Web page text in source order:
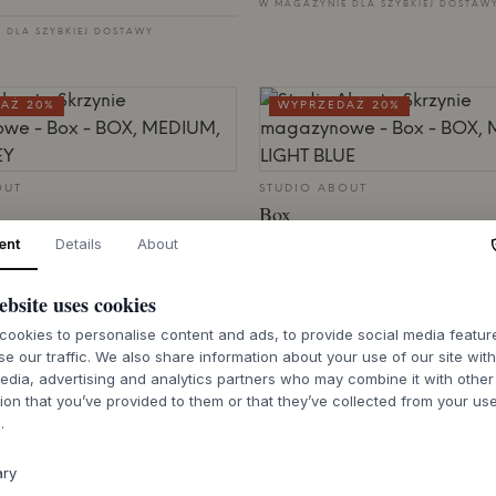
DLA SZYBKIEJ DOSTAWY
W MAGAZYNIE DLA SZYBKIEJ DOSTAWY
LIGHT GREY
zł
DLA SZYBKIEJ DOSTAWY
20%
STUDIO ABOUT
Box
W MAGAZYNIE DLA SZYBKIEJ
WYPRZEDAŻ 20%
20% WYPRZEDAŻ 20%
Details About
uses cookies
to personalise content and ads, to provide social media
our traffic. We also share information about your use of our site
advertising and analytics partners who may combine it with other
that you’ve provided to them or that they’ve collected from your